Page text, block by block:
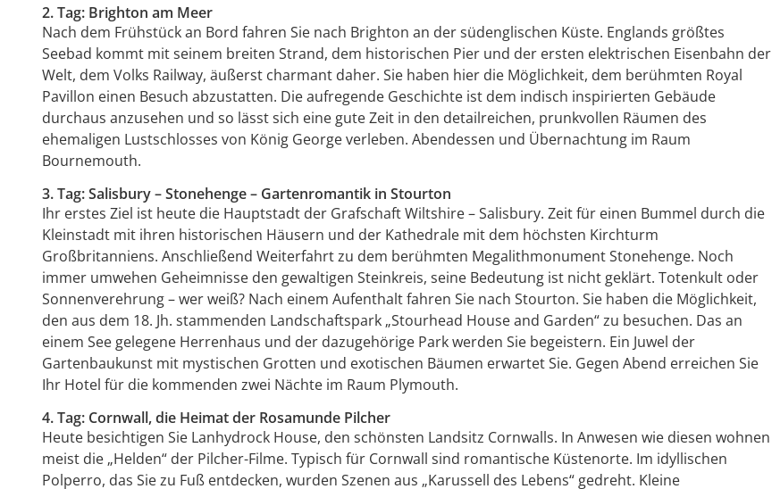
2. Tag: Brighton am Meer
Nach dem Frühstück an Bord fahren Sie nach Brighton an der südenglischen Küste. Englands größtes
Seebad kommt mit seinem breiten Strand, dem historischen Pier und der ersten elektrischen Eisenbahn der
Welt, dem Volks Railway, äußerst charmant daher. Sie haben hier die Möglichkeit, dem berühmten Royal
Pavillon einen Besuch abzustatten. Die aufregende Geschichte ist dem indisch inspirierten Gebäude
durchaus anzusehen und so lässt sich eine gute Zeit in den detailreichen, prunkvollen Räumen des
ehemaligen Lustschlosses von König George verleben. Abendessen und Übernachtung im Raum
Bournemouth.
3. Tag: Salisbury – Stonehenge – Gartenromantik in Stourton
Ihr erstes Ziel ist heute die Hauptstadt der Grafschaft Wiltshire – Salisbury. Zeit für einen Bummel durch die
Kleinstadt mit ihren historischen Häusern und der Kathedrale mit dem höchsten Kirchturm
Großbritanniens. Anschließend Weiterfahrt zu dem berühmten Megalithmonument Stonehenge. Noch
immer umwehen Geheimnisse den gewaltigen Steinkreis, seine Bedeutung ist nicht geklärt. Totenkult oder
Sonnenverehrung – wer weiß? Nach einem Aufenthalt fahren Sie nach Stourton. Sie haben die Möglichkeit,
den aus dem 18. Jh. stammenden Landschaftspark „Stourhead House and Garden“ zu besuchen. Das an
einem See gelegene Herrenhaus und der dazugehörige Park werden Sie begeistern. Ein Juwel der
Gartenbaukunst mit mys­tischen Grotten und exotischen Bäumen erwartet Sie. Gegen Abend ­erreichen Sie
Ihr Hotel für die kommenden zwei Nächte im Raum Plymouth.
4. Tag: Cornwall, die Heimat der Rosamunde Pilcher
Heute besichtigen Sie Lanhydrock House, den schönsten Landsitz Cornwalls. In Anwesen wie diesen wohnen
meist die „Helden“ der Pilcher-Filme. Typisch für Cornwall sind romantische Küstenorte. Im idyllischen
Polperro, das Sie zu Fuß entdecken, wurden Szenen aus „Karussell des Lebens“ gedreht. Kleine